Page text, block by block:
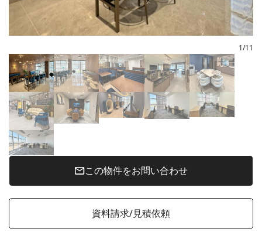
1/11
この物件をお問い合わせ
資料請求/見積依頼